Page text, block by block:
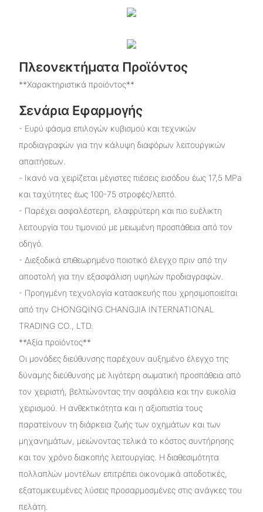
Πλεονεκτήματα Προϊόντος
**Χαρακτηριστικά προϊόντος**
Σενάρια Εφαρμογής
- Ευρύ φάσμα επιλογών κυβισμού και τεχνικών
προδιαγραφών για την κάλυψη διαφόρων λειτουργικών
απαιτήσεων.
- Ικανό να χειρίζεται μέγιστες πιέσεις εισόδου έως 17,5 MPa
και ταχύτητες έως 100-75 στροφές/λεπτό.
- Παρέχει ασφαλέστερη, ελαφρύτερη και πιο ευέλικτη
λειτουργία του τιμονιού με μειωμένη προσπάθεια από τον
οδηγό.
- Διεξοδικά επιθεωρημένο ποιοτικό έλεγχο πριν από την
αποστολή για την εξασφάλιση υψηλών προδιαγραφών.
- Προηγμένη τεχνολογία κατασκευής που χρησιμοποιείται
από την CHONGQING CHANGJIA INTERNATIONAL
TRADING CO., LTD.
**Αξία προϊόντος**
Οι μονάδες διεύθυνσης παρέχουν αυξημένο έλεγχο της
δύναμης διεύθυνσης με λιγότερη σωματική προσπάθεια από
τον χειριστή, βελτιώνοντας την ασφάλεια και την ευκολία
χειρισμού. Η ανθεκτικότητα και η αξιοπιστία τους
παρατείνουν τη διάρκεια ζωής των οχημάτων και των
μηχανημάτων, μειώνοντας τελικά το κόστος συντήρησης
και τον χρόνο διακοπής λειτουργίας. Η διαθεσιμότητα
πολλαπλών μοντέλων επιτρέπει οικονομικά αποδοτικές,
εξατομικευμένες λύσεις προσαρμοσμένες στις ανάγκες του
πελάτη.